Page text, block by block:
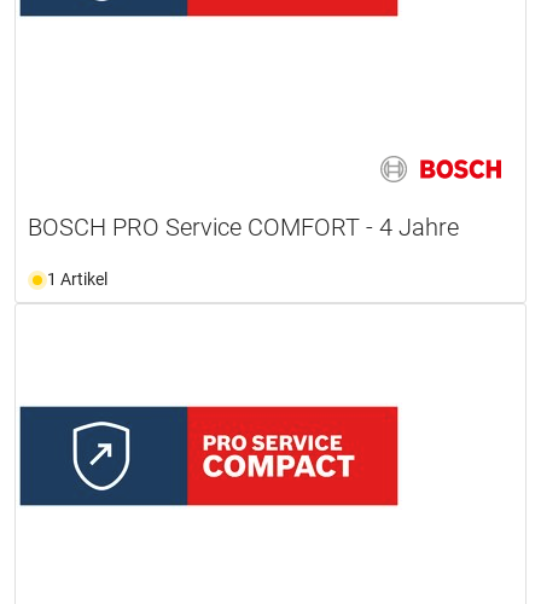
BOSCH PRO Service COMFORT - 4 Jahre
1 Artikel